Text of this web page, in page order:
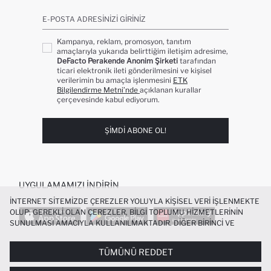
E-POSTA ADRESINIZI GIRINIZ
Kampanya, reklam, promosyon, tanıtım
amaçlarıyla yukarıda belirttiğim iletişim adresime,
DeFacto Perakende Anonim Şirketi tarafından
ticari elektronik ileti gönderilmesini ve kişisel
verilerimin bu amaçla işlenmesini ETK
Bilgilendirme Metni’nde açıklanan kurallar
çerçevesinde kabul ediyorum.
ŞIMDI ABONE OL!
UYGULAMAMIZI İNDIRIN
POPÜLER KATEGORILER
İNTERNET SITEMIZDE ÇEREZLER YOLUYLA KIŞISEL VERI IŞLENMEKTE
OLUP; GEREKLI OLAN ÇEREZLER, BILGI TOPLUMU HIZMETLERININ
SUNULMASI AMACIYLA KULLANILMAKTADIR. DIĞER BIRINCI VE
DENEYIMI SUNULABILMESI, SITEMIZIN DAHA IŞLEVSEL KILINMASI VE
KIŞISELLEŞTIRMESI VE AÇIK RIZA VERMENIZ HALINDE, SIZLERE
YÖNELIK PAZARLAMA FAALIYETLERININ YAPILMASI AMAÇLARIYLA
TÜMÜNÜ REDDET